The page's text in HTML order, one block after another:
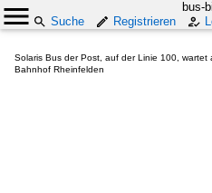
bus-
Suche
Registrieren
Solaris Bus der Post, auf der Linie 100,
Bahnhof Rheinfelden